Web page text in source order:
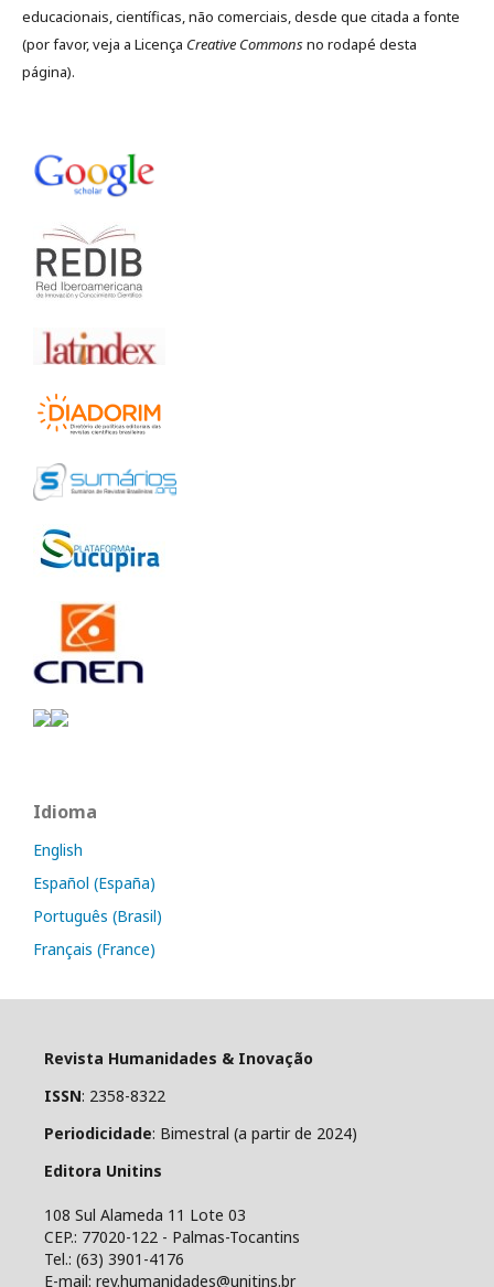
educacionais, científicas, não comerciais, desde que citada a fonte
(por favor, veja a Licença Creative Commonsno rodapé desta
página).
Idioma
English
Español (España)
Português (Brasil)
Français (France)
Revista Humanidades & Inovação
ISSN: 2358-8322
Periodicidade: Bimestral (a partir de 2024)
Editora Unitins
108 Sul Alameda 11 Lote 03
CEP.: 77020-122 - Palmas-Tocantins
Tel.: (63) 3901-4176
E-mail: rev.humanidades@unitins.br